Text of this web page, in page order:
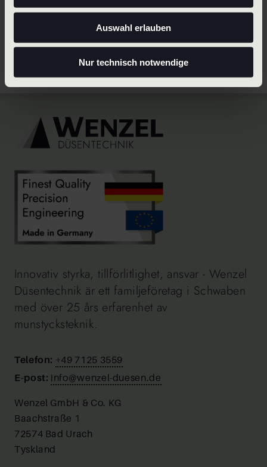
Auswahl erlauben
Nur technisch notwendige
Vi är specialister på kundanpassade
Skräddarsydda lösningar
Innovativ styrka, tillförlitlighet, ansvar - Wenzel
Düsentechnik är ett familjeföretag i Schwaben
med över 25 års erfarenhet av
munstycksteknik.
Telefon: +49 7125 3559
E-post: info@wenzel-duesen.de
Wenzel GmbH & Co. KG
Baachstraße 1
72574 Bad Urach
Tyskland